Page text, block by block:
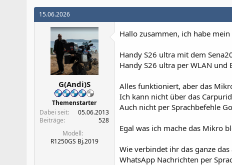
15.06.2026
G(Andi)S
Themenstarter
Dabei seit
05.06.2013
Beiträge
528
Modell
R1250GS Bj.2019
Hallo zusammen, ich habe
Handy S26 ultra mit dem
Handy S26 ultra per WLAN
Alles funktioniert, aber das
Ich kann nicht über das
Auch nicht per Sprachbefehle
Egal was ich mache das Mikro
Wie verbindet ihr das ganze
WhatsApp Nachrichten per